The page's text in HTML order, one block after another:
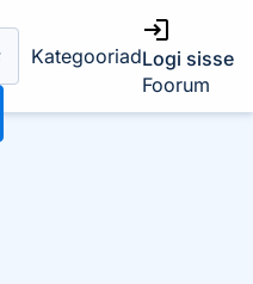
KategooriadLogi sisse
Foorum